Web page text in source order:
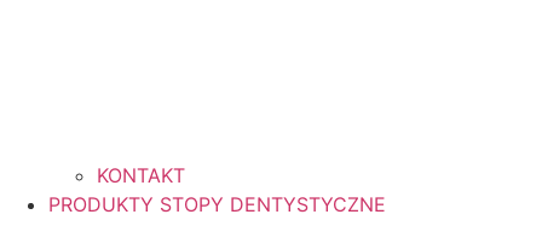
KONTAKT
PRODUKTY STOPY DENTYSTYCZNE